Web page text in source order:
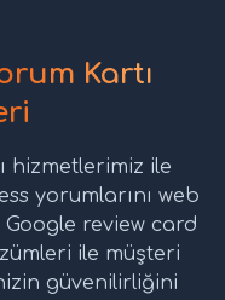
Kartı
hizmetlerimiz ile
yorumlarını web
review card
ile müşteri
güvenilirliğini